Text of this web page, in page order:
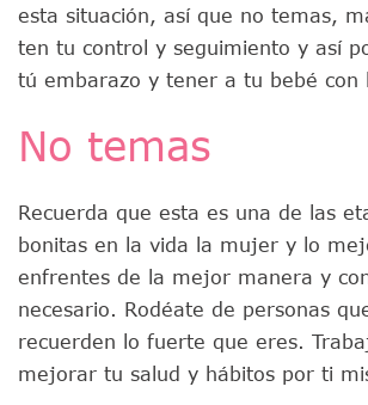
esta situación, así que no temas,
ten tu control y seguimiento y así
tú embarazo y tener a tu bebé con
No temas
Recuerda que esta es una de las
bonitas en la vida la mujer y lo
enfrentes de la mejor manera y
necesario. Rodéate de personas
recuerden lo fuerte que eres.
mejorar tu salud y hábitos por ti